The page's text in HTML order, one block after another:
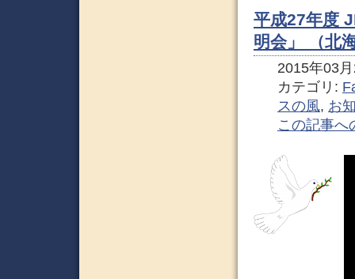
平成27年度
明会」 （北
2015年03
カテゴリ:
スの風, お
この記事へ